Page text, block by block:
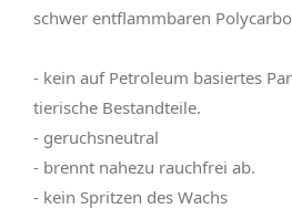
schwer entflammbaren
- kein auf Petroleum basiertes
tierische Bestandteile.
- geruchsneutral
- brennt nahezu rauchfrei ab.
- kein Spritzen des Wachs